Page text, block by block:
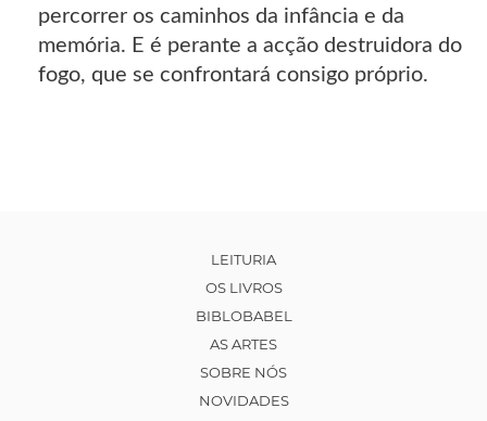
percorrer os caminhos da infância e da
memória. E é perante a acção destruidora do
fogo, que se confrontará consigo próprio.
LEITURIA
OS LIVROS
BIBLOBABEL
AS ARTES
SOBRE NÓS
NOVIDADES